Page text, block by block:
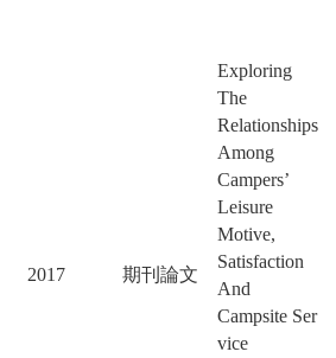
2017 期刊論文
Exploring
The
Relationships
Among
Campers’
Leisure
Motive,
Satisfaction
And
Campsite Ser
vice